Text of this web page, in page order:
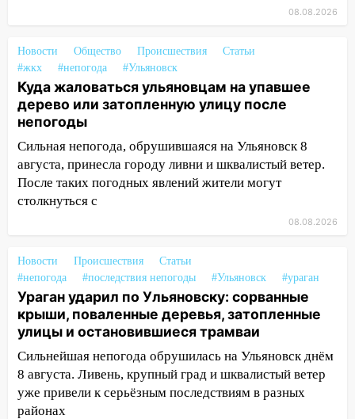
житель Вешкаймского района похитил у
знакомого 191 тысячу рублей
13:14 Ураган оторвал светофор на
проспекте Филатова в Ульяновске
13:12 Дерево пробило крышу дома на
Новгородской в Ульяновске и рухнуло
на электрощит
13:10
13:08
Ураган ударил по Ульяновску:
сорванные крыши, поваленные деревья,
затопленные улицы и остановившиеся
трамваи
12:17 Ульяновск накрыл крупный град:
после ливня город снова уходит под
воду
12:12
Прокуратура взяла на контроль
08.08.2026
Новости Общество Происшествия
Статьи
#жкх
#непогода #Ульяновск
Куда жаловаться ульяновцам на упавшее
дерево или затопленную улицу после
непогоды
Сильная непогода, обрушившаяся на Ульяновск 8
августа, принесла городу ливни и шквалистый ветер.
После таких погодных явлений жители могут
столкнуться с
08.08.2026
Новости Происшествия
Статьи
#непогода
#последствия непогоды #Ульяновск #ураган
Ураган ударил по Ульяновску: сорванные
крыши, поваленные деревья, затопленные
улицы и остановившиеся трамваи
Сильнейшая непогода обрушилась на Ульяновск днём
8 августа. Ливень, крупный град и шквалистый ветер
уже привели к серьёзным последствиям в разных
районах